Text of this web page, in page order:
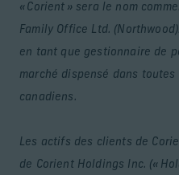
« Corient » sera le nom
Family Office Ltd.
en tant que gestionnaire de
marché dispensé dans
canadiens.
Les actifs des clients de
de Corient Holdings Inc. («